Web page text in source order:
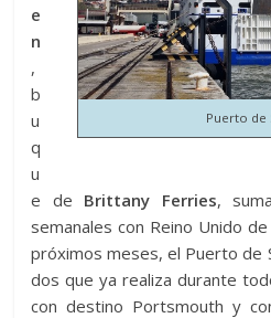
Puerto de
e
n
,
b
u
q
u
e de Brittany Ferries,
semanales con Reino Unido
próximos meses, el Puerto de
dos que ya realiza durante
con destino Portsmouth y